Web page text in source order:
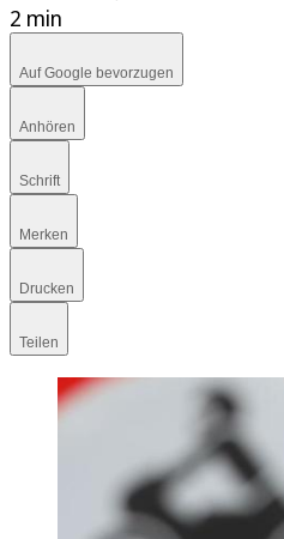
2 min
Auf Google bevorzugen
Anhören
Schrift
Merken
Drucken
Teilen